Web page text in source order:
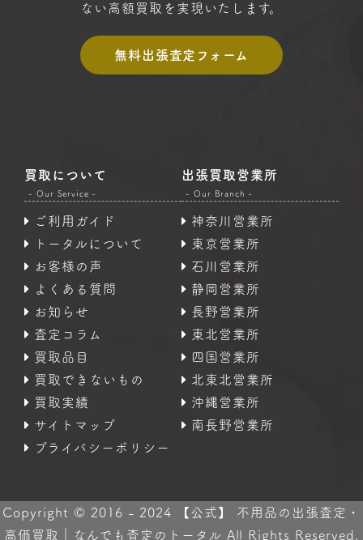
ない高額買取を実現いたします。
無料出張査定フォーム
買取について
- Our Service -
ご利用ガイド
トータルについて
お客様の声
よくある質問
お知らせ
査定コラム
買取品目
買取できないもの
買取実績
サイトマップ
プライバシーポリシー
出張買取営業所
- Our Branch -
神奈川営業所
東京営業所
石川営業所
静岡営業所
長野営業所
東北営業所
四国営業所
北東北営業所
沖縄営業所
南長野営業所
Copyright © 2016 - 2024 【公式】 不用品の出張査定・
高価買取｜なんでも査定のトータル All Rights Reserved.